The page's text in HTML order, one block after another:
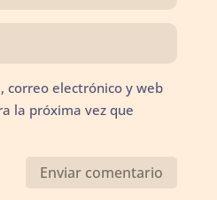
correo electrónico y web
la próxima vez que